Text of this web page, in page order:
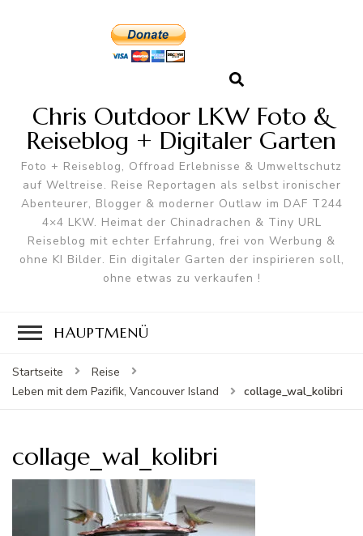
Chris Outdoor LKW Foto &
Reiseblog + Digitaler Garten
Foto + Reiseblog, Offroad Erlebnisse & Umweltschutz
auf Weltreise. Reise Reportagen als selbst ironischer
Abenteurer, Blogger & moderner Outlaw im DAF T244
4×4 LKW. Heimat der Chinadrachen & Tiny URL
Reiseblog mit echter Erfahrung, frei von Werbung &
ohne KI Bilder. Ein digitaler Garten der inspirieren soll,
ohne etwas zu verkaufen !
HAUPTMENÜ
Startseite
Reise
Leben mit dem Pazifik, Vancouver Island
collage_wal_kolibri
collage_wal_kolibri